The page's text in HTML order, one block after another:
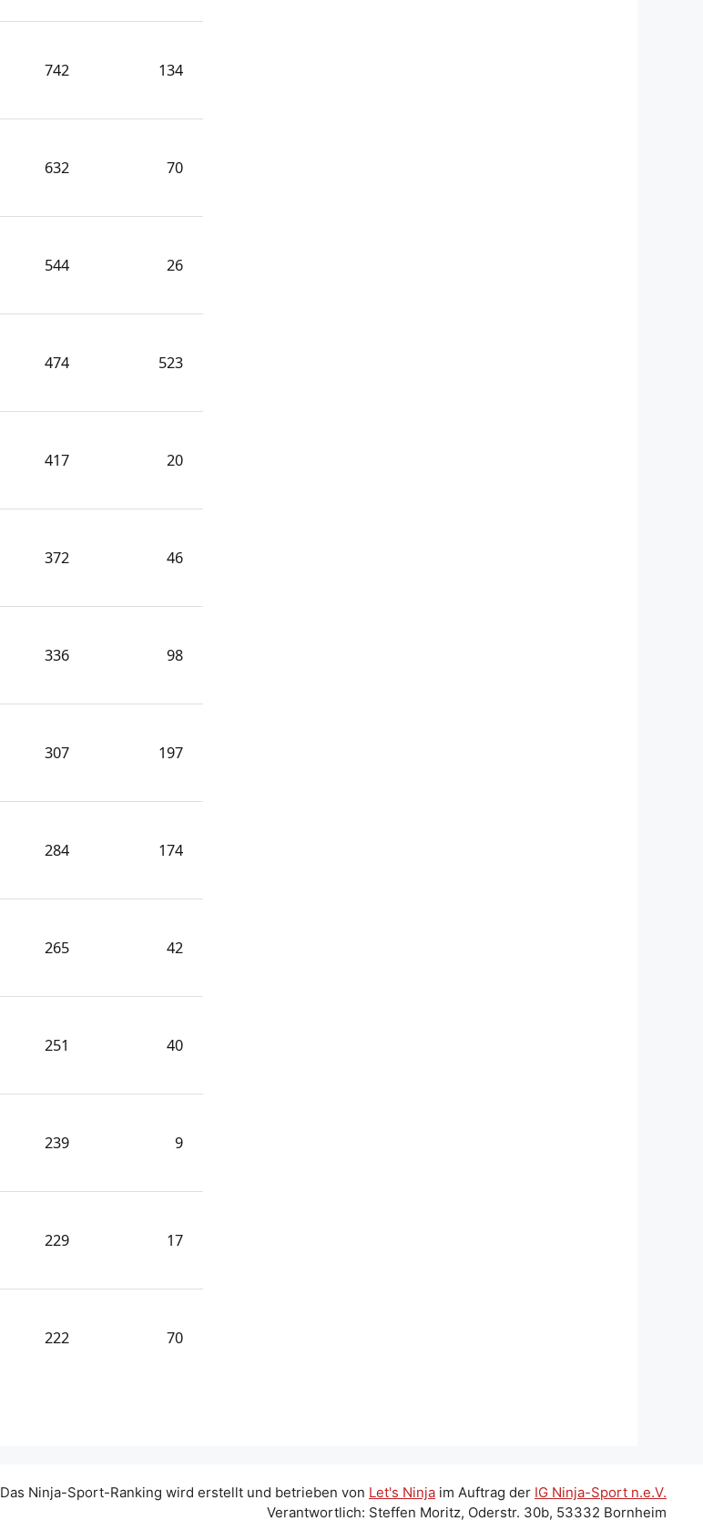
742 134
632 70
544 26
474 523
417 20
372 46
336 98
307 197
284 174
265 42
251 40
239 9
229 17
222 70
Das Ninja-Sport-Ranking wird erstellt und betrieben von Let's Ninja im Auftrag der IG Ninja-Sport n.e.V.
Verantwortlich: Steffen Moritz, Oderstr. 30b, 53332 Bornheim